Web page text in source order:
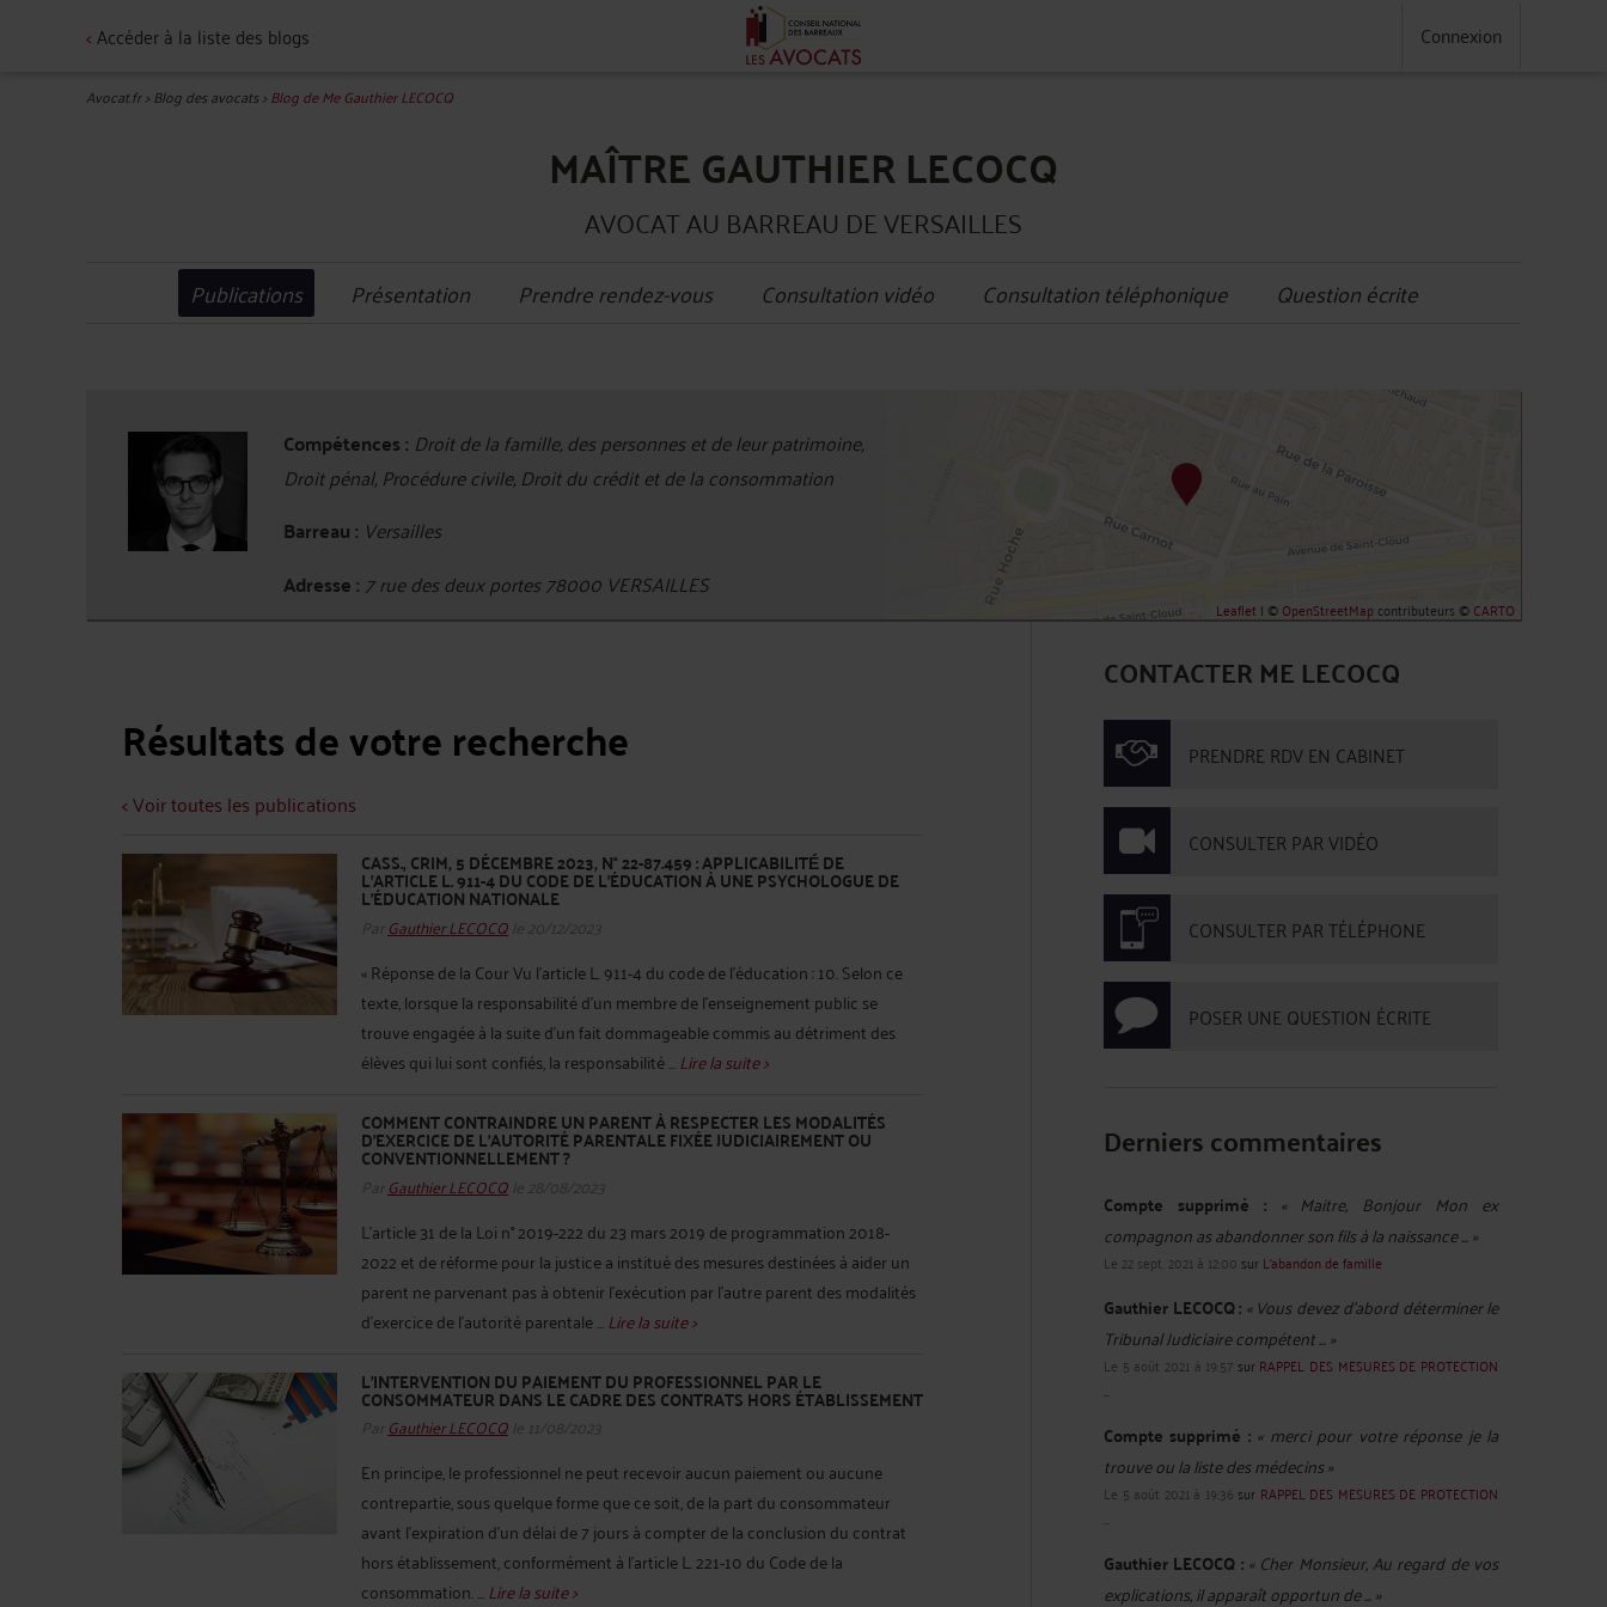
<Accéder à la liste des blogs Connexion
Avocat.fr>Blog des avocats>Blog de Me Gauthier LECOCQ
MAÎTRE GAUTHIER LECOCQ
AVOCAT AU BARREAU DE VERSAILLES
Publications Présentation Prendre rendez-vous Consultation vidéo Consultation téléphonique Question écrite
Compétences : Droit de la famille, des personnes et de leur patrimoine,
Droit pénal, Procédure civile, Droit du crédit et de la consommation
Barreau : Versailles
Adresse : 7 rue des deux portes 78000 VERSAILLES
Leaflet | ©OpenStreetMapcontributeurs ©CARTO
Résultats de votre recherche
< Voir toutes les publications
CASS., CRIM, 5 DÉCEMBRE 2023, N° 22-87.459 : APPLICABILITÉ́ DE
L’ARTICLE L. 911-4 DU CODE DE L’ÉDUCATION À UNE PSYCHOLOGUE DE
L'ÉDUCATION NATIONALE
Par Gauthier LECOCQ le 20/12/2023
« Réponse de la Cour Vu l'article L. 911-4 du code de l'éducation : 10. Selon ce
texte, lorsque la responsabilité d'un membre de l'enseignement public se
trouve engagée à la suite d'un fait dommageable commis au détriment des
élèves qui lui sont confiés, la responsabilité ...Lire la suite >
COMMENT CONTRAINDRE UN PARENT À RESPECTER LES MODALITÉS
D’EXERCICE DE L’AUTORITÉ PARENTALE FIXÉE JUDICIAIREMENT OU
CONVENTIONNELLEMENT ?
Par Gauthier LECOCQ le 28/08/2023
L’article 31 de la Loi n° 2019-222 du 23 mars 2019 de programmation 2018-
2022 et de réforme pour la justice a institué des mesures destinées à aider un
parent ne parvenant pas à obtenir l’exécution par l’autre parent des modalités
d’exercice de l’autorité parentale ...Lire la suite >
L’INTERVENTION DU PAIEMENT DU PROFESSIONNEL PAR LE
CONSOMMATEUR DANS LE CADRE DES CONTRATS HORS ÉTABLISSEMENT
Par Gauthier LECOCQ le 11/08/2023
En principe, le professionnel ne peut recevoir aucun paiement ou aucune
contrepartie, sous quelque forme que ce soit, de la part du consommateur
avant l'expiration d’un délai de 7 jours à compter de la conclusion du contrat
hors établissement, conformément à l’article L. 221-10 du Code de la
consommation. ...Lire la suite >
CONTACTER ME LECOCQ
PRENDRE RDV EN CABINET
CONSULTER PAR VIDÉO
CONSULTER PAR TÉLÉPHONE
POSER UNE QUESTION ÉCRITE
Derniers commentaires
Compte supprimé : « Maitre, Bonjour Mon ex
compagnon as abandonner son fils à la naissance ... »
Le 22 sept. 2021 à 12:00 sur L'abandon de famille
Gauthier LECOCQ : « Vous devez d’abord déterminer le
Tribunal Judiciaire compétent ... »
Le 5 août 2021 à 19:57 sur RAPPEL DES MESURES DE PROTECTION
...
Compte supprimé : « merci pour votre réponse je la
trouve ou la liste des médecins »
Le 5 août 2021 à 19:36 sur RAPPEL DES MESURES DE PROTECTION
...
Gauthier LECOCQ : « Cher Monsieur, Au regard de vos
explications, il apparaît opportun de ... »